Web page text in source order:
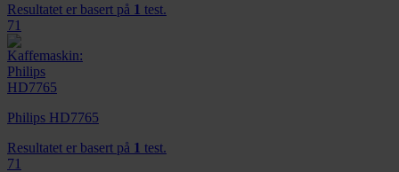
Resultatet er basert på 1 test.
71
Philips HD7765
Resultatet er basert på 1 test.
71